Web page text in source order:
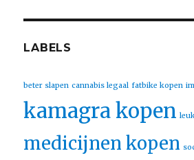
LABELS
beter slapen cannabis legaal fatbike kopen
kamagra kopen
medicijnen kopen